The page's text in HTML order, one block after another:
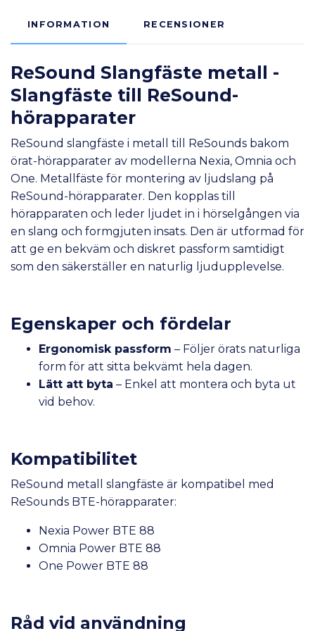
INFORMATION RECENSIONER
ReSound Slangfäste metall -
Slangfäste till ReSound-
hörapparater
ReSound slangfäste i metall till ReSounds bakom
örat-hörapparater av modellerna Nexia, Omnia och
One. Metallfäste för montering av ljudslang på
ReSound-hörapparater. Den kopplas till
hörapparaten och leder ljudet in i hörselgången via
en slang och formgjuten insats. Den är utformad för
att ge en bekväm och diskret passform samtidigt
som den säkerställer en naturlig ljudupplevelse.
Egenskaper och fördelar
Ergonomisk passform – Följer örats naturliga
form för att sitta bekvämt hela dagen.
Lätt att byta – Enkel att montera och byta ut
vid behov.
Kompatibilitet
ReSound metall slangfäste är kompatibel med
ReSounds BTE-hörapparater:
Nexia Power BTE 88
Omnia Power BTE 88
One Power BTE 88
Råd vid användning